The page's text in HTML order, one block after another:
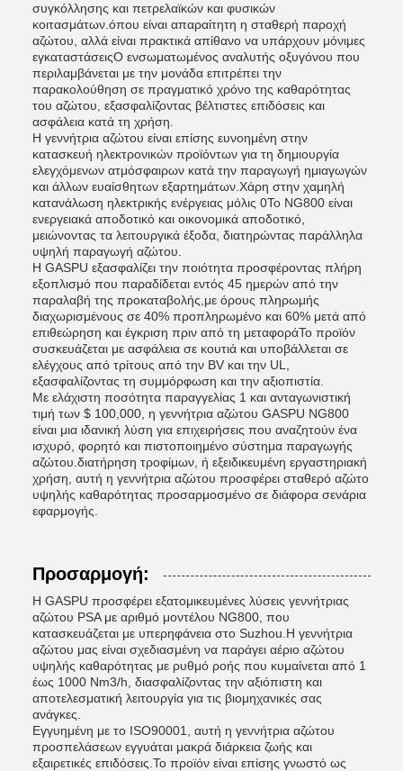
συγκόλλησης και πετρελαϊκών και φυσικών
κοιτασμάτων.όπου είναι απαραίτητη η σταθερή παροχή
αζώτου, αλλά είναι πρακτικά απίθανο να υπάρχουν μόνιμες
εγκαταστάσειςΟ ενσωματωμένος αναλυτής οξυγόνου που
περιλαμβάνεται με την μονάδα επιτρέπει την
παρακολούθηση σε πραγματικό χρόνο της καθαρότητας
του αζώτου, εξασφαλίζοντας βέλτιστες επιδόσεις και
ασφάλεια κατά τη χρήση.
Η γεννήτρια αζώτου είναι επίσης ευνοημένη στην
κατασκευή ηλεκτρονικών προϊόντων για τη δημιουργία
ελεγχόμενων ατμόσφαιρων κατά την παραγωγή ημιαγωγών
και άλλων ευαίσθητων εξαρτημάτων.Χάρη στην χαμηλή
κατανάλωση ηλεκτρικής ενέργειας μόλις 0Το NG800 είναι
ενεργειακά αποδοτικό και οικονομικά αποδοτικό,
μειώνοντας τα λειτουργικά έξοδα, διατηρώντας παράλληλα
υψηλή παραγωγή αζώτου.
Η GASPU εξασφαλίζει την ποιότητα προσφέροντας πλήρη
εξοπλισμό που παραδίδεται εντός 45 ημερών από την
παραλαβή της προκαταβολής,με όρους πληρωμής
διαχωρισμένους σε 40% προπληρωμένο και 60% μετά από
επιθεώρηση και έγκριση πριν από τη μεταφοράΤο προϊόν
συσκευάζεται με ασφάλεια σε κουτιά και υποβάλλεται σε
ελέγχους από τρίτους από την BV και την UL,
εξασφαλίζοντας τη συμμόρφωση και την αξιοπιστία.
Με ελάχιστη ποσότητα παραγγελίας 1 και ανταγωνιστική
τιμή των $ 100,000, η γεννήτρια αζώτου GASPU NG800
είναι μια ιδανική λύση για επιχειρήσεις που αναζητούν ένα
ισχυρό, φορητό και πιστοποιημένο σύστημα παραγωγής
αζώτου.διατήρηση τροφίμων, ή εξειδικευμένη εργαστηριακή
χρήση, αυτή η γεννήτρια αζώτου προσφέρει σταθερό αζώτο
υψηλής καθαρότητας προσαρμοσμένο σε διάφορα σενάρια
εφαρμογής.
Προσαρμογή:
Η GASPU προσφέρει εξατομικευμένες λύσεις γεννήτριας
αζώτου PSA με αριθμό μοντέλου NG800, που
κατασκευάζεται με υπερηφάνεια στο Suzhou.Η γεννήτρια
αζώτου μας είναι σχεδιασμένη να παράγει αέριο αζώτου
υψηλής καθαρότητας με ρυθμό ροής που κυμαίνεται από 1
έως 1000 Nm3/h, διασφαλίζοντας την αξιόπιστη και
αποτελεσματική λειτουργία για τις βιομηχανικές σας
ανάγκες.
Εγγυημένη με το ISO90001, αυτή η γεννήτρια αζώτου
προσπελάσεων εγγυάται μακρά διάρκεια ζωής και
εξαιρετικές επιδόσεις.Το προϊόν είναι επίσης γνωστό ως